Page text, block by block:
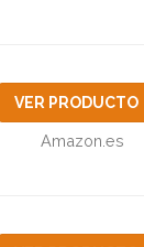
VER PRODUCTO
Amazon.es